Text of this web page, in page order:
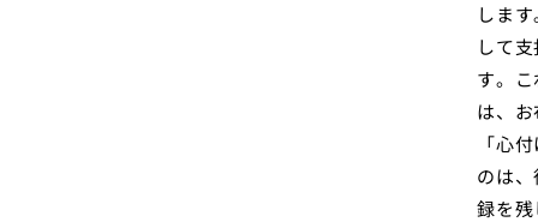
しま
して
す。
は、
「心
のは
録を